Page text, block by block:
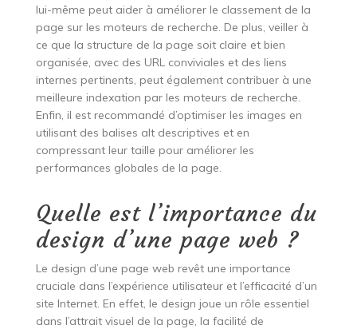
lui-même peut aider à améliorer le classement de la
page sur les moteurs de recherche. De plus, veiller à
ce que la structure de la page soit claire et bien
organisée, avec des URL conviviales et des liens
internes pertinents, peut également contribuer à une
meilleure indexation par les moteurs de recherche.
Enfin, il est recommandé d’optimiser les images en
utilisant des balises alt descriptives et en
compressant leur taille pour améliorer les
performances globales de la page.
Quelle est l’importance du
design d’une page web ?
Le design d’une page web revêt une importance
cruciale dans l’expérience utilisateur et l’efficacité d’un
site Internet. En effet, le design joue un rôle essentiel
dans l’attrait visuel de la page, la facilité de